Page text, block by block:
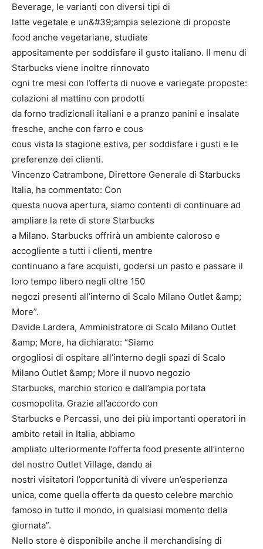
Beverage, le varianti con diversi tipi di
latte vegetale e un&#39;ampia selezione di proposte
food anche vegetariane, studiate
appositamente per soddisfare il gusto italiano. Il menu di
Starbucks viene inoltre rinnovato
ogni tre mesi con l’offerta di nuove e variegate proposte:
colazioni al mattino con prodotti
da forno tradizionali italiani e a pranzo panini e insalate
fresche, anche con farro e cous
cous vista la stagione estiva, per soddisfare i gusti e le
preferenze dei clienti.
Vincenzo Catrambone, Direttore Generale di Starbucks
Italia, ha commentato: Con
questa nuova apertura, siamo contenti di continuare ad
ampliare la rete di store Starbucks
a Milano. Starbucks offrirà un ambiente caloroso e
accogliente a tutti i clienti, mentre
continuano a fare acquisti, godersi un pasto e passare il
loro tempo libero negli oltre 150
negozi presenti all’interno di Scalo Milano Outlet &amp;
More”.
Davide Lardera, Amministratore di Scalo Milano Outlet
&amp; More, ha dichiarato: “Siamo
orgogliosi di ospitare all’interno degli spazi di Scalo
Milano Outlet &amp; More il nuovo negozio
Starbucks, marchio storico e dall’ampia portata
cosmopolita. Grazie all’accordo con
Starbucks e Percassi, uno dei più importanti operatori in
ambito retail in Italia, abbiamo
ampliato ulteriormente l’offerta food presente all’interno
del nostro Outlet Village, dando ai
nostri visitatori l’opportunità di vivere un’esperienza
unica, come quella offerta da questo celebre marchio
famoso in tutto il mondo, in qualsiasi momento della
giornata”.
Nello store è disponibile anche il merchandising di